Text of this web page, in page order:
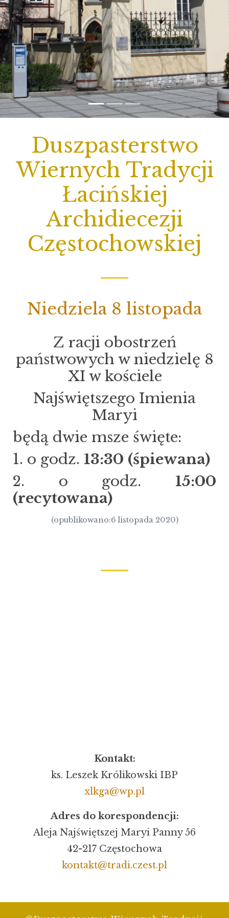
Duszpasterstwo
Wiernych Tradycji
Łacińskiej
Archidiecezji
Częstochowskiej
Niedziela 8 listopada
Z racji obostrzeń
państwowych w niedzielę 8
XI w kościele
Najświętszego Imienia
Maryi
będą dwie msze święte:
1. o godz. 13:30 (śpiewana)
2. o godz. 15:00
(recytowana)
(opublikowano:6 listopada 2020)
Kontakt:
ks. Leszek Królikowski IBP
xlkga@wp.pl
Adres do korespondencji:
Aleja Najświętszej Maryi Panny 56
42-217 Częstochowa
kontakt@tradi.czest.pl